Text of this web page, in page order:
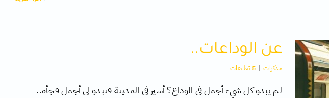
عن الوداعات..
مذكرات | 5 تعليقات
لم يبدو كل شيء أجمل في الوداع؟ أسير في المدينة فتبدو لي أجمل فجأة..